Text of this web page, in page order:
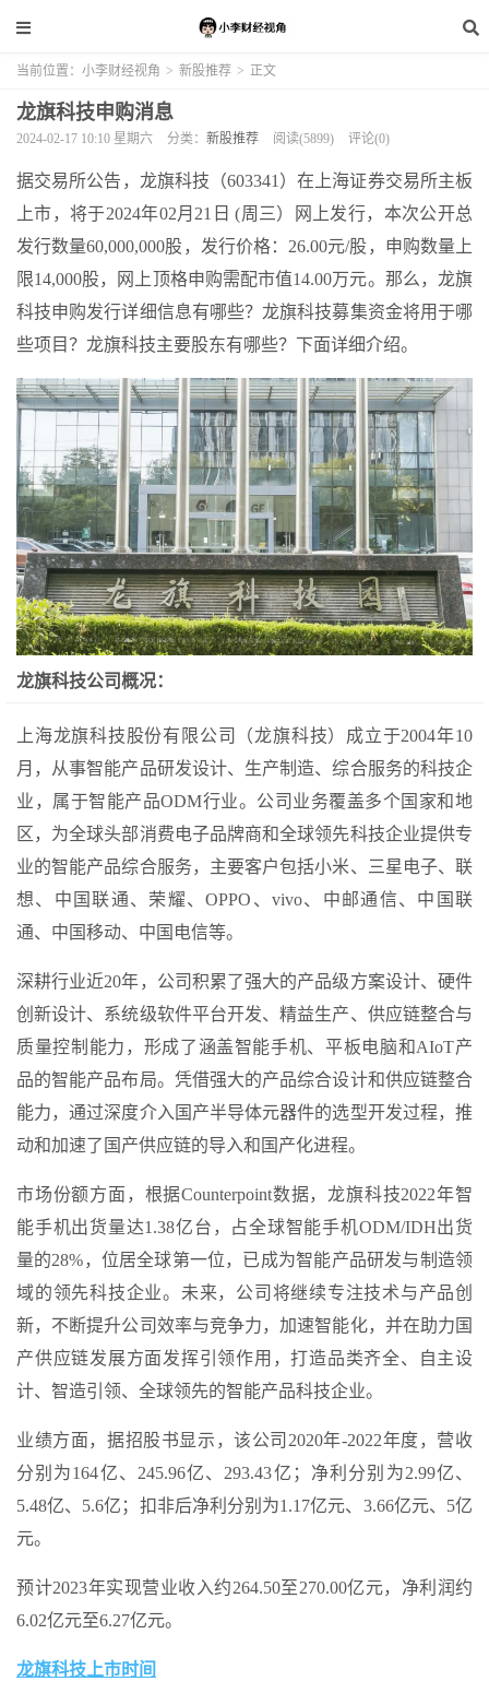
当前位置： 小李财经视角 > 新股推荐 > 正文
龙旗科技申购消息
2024-02-17 10:10 星期六 分类： 新股推荐 阅读(5899) 评论(0)
据交易所公告，龙旗科技（603341）在上海证券交易所主板
上市，将于2024年02月21日 (周三）网上发行，本次公开总
发行数量60,000,000股，发行价格：26.00元/股，申购数量上
限14,000股，网上顶格申购需配市值14.00万元。那么，龙旗
科技申购发行详细信息有哪些？龙旗科技募集资金将用于哪
些项目？龙旗科技主要股东有哪些？下面详细介绍。
龙旗科技公司概况：
上海龙旗科技股份有限公司（龙旗科技）成立于2004年10
月，从事智能产品研发设计、生产制造、综合服务的科技企
业，属于智能产品ODM行业。公司业务覆盖多个国家和地
区，为全球头部消费电子品牌商和全球领先科技企业提供专
业的智能产品综合服务，主要客户包括小米、三星电子、联
想、中国联通、荣耀、OPPO、vivo、中邮通信、中国联
通、中国移动、中国电信等。
深耕行业近20年，公司积累了强大的产品级方案设计、硬件
创新设计、系统级软件平台开发、精益生产、供应链整合与
质量控制能力，形成了涵盖智能手机、平板电脑和AIoT产
品的智能产品布局。凭借强大的产品综合设计和供应链整合
能力，通过深度介入国产半导体元器件的选型开发过程，推
动和加速了国产供应链的导入和国产化进程。
市场份额方面，根据Counterpoint数据，龙旗科技2022年智
能手机出货量达1.38亿台，占全球智能手机ODM/IDH出货
量的28%，位居全球第一位，已成为智能产品研发与制造领
域的领先科技企业。未来，公司将继续专注技术与产品创
新，不断提升公司效率与竞争力，加速智能化，并在助力国
产供应链发展方面发挥引领作用，打造品类齐全、自主设
计、智造引领、全球领先的智能产品科技企业。
业绩方面，据招股书显示，该公司2020年-2022年度，营收
分别为164亿、245.96亿、293.43亿；净利分别为2.99亿、
5.48亿、5.6亿；扣非后净利分别为1.17亿元、3.66亿元、5亿
元。
预计2023年实现营业收入约264.50至270.00亿元，净利润约
6.02亿元至6.27亿元。
龙旗科技上市时间